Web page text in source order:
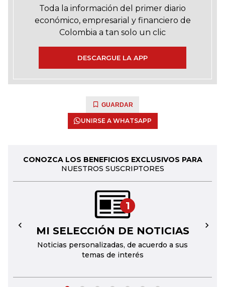
Toda la información del primer diario
económico, empresarial y financiero de
Colombia a tan solo un clic
DESCARGUE LA APP
GUARDAR
UNIRSE A WHATSAPP
CONOZCA LOS BENEFICIOS EXCLUSIVOS PARA
NUESTROS SUSCRIPTORES
1
MI SELECCIÓN DE NOTICIAS
Noticias personalizadas, de acuerdo a sus
temas de interés
← →